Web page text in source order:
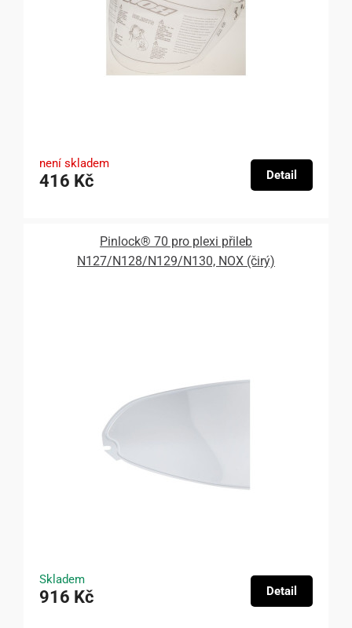
není skladem
416 Kč Detail
Pinlock® 70 pro plexi přileb
N127/N128/N129/N130, NOX (čirý)
Skladem
916 Kč Detail